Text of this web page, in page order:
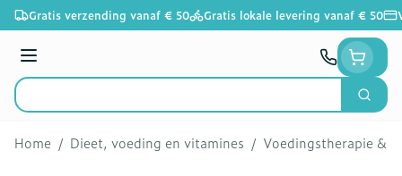
Ga naar de inhoud
Gratis verzending vanaf € 50 Gratis lokale levering vanaf € 50
Menu
Product, merk, categorie...
Zoek
Home / Dieet, voeding en vitamines / Voedingstherapie &